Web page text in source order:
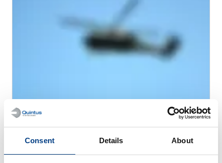
Consent Details About
WHITE PAPER
Conducto de escape de un motor a
reacción